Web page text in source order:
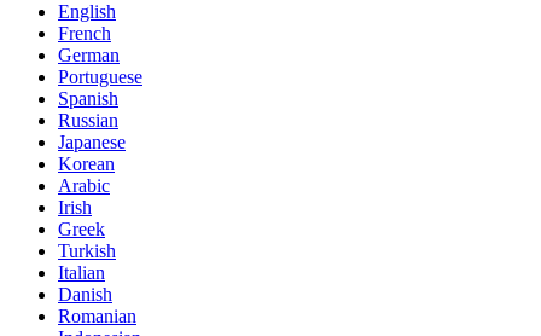
English
French
German
Portuguese
Spanish
Russian
Japanese
Korean
Arabic
Irish
Greek
Turkish
Italian
Danish
Romanian